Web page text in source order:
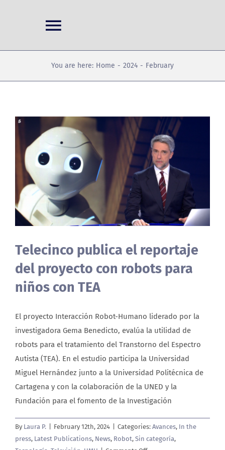
Toggle
Navigation
Conferences
News
Publications
About us
You are here: Home 2024 February
Telecinco publica el reportaje
del proyecto con robots para
niños con TEA
El proyecto Interacción Robot-Humano liderado por la
investigadora Gema Benedicto, evalúa la utilidad de
robots para el tratamiento del Transtorno del Espectro
Autista (TEA). En el estudio participa la Universidad
Miguel Hernández junto a la Universidad Politécnica de
Cartagena y con la colaboración de la UNED y la
Fundación para el fomento de la Investigación
By Laura P. February 12th, 2024 Categories: Avances, In the
press, Latest Publications, News, Robot, Sin categoría,